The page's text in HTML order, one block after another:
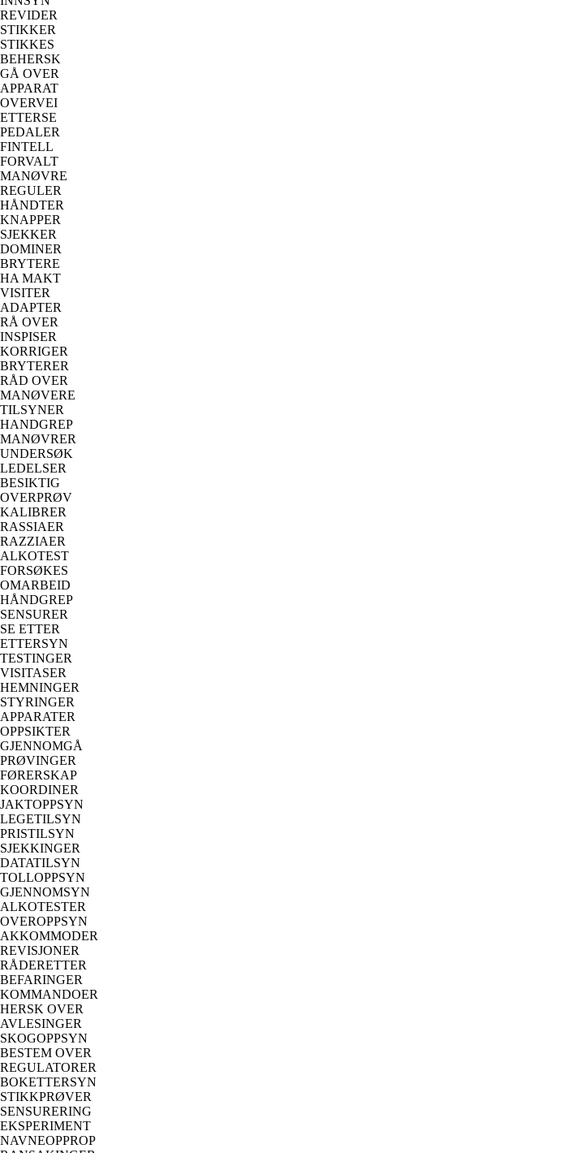
REVIDER
STIKKER
STIKKES
BEHERSK
GÅ OVER
APPARAT
OVERVEI
ETTERSE
PEDALER
FINTELL
FORVALT
MANØVRE
REGULER
HÅNDTER
KNAPPER
SJEKKER
DOMINER
BRYTERE
HA MAKT
VISITER
ADAPTER
RÅ OVER
INSPISER
KORRIGER
BRYTERER
RÅD OVER
MANØVERE
TILSYNER
HANDGREP
MANØVRER
UNDERSØK
LEDELSER
BESIKTIG
OVERPRØV
KALIBRER
RASSIAER
RAZZIAER
ALKOTEST
FORSØKES
OMARBEID
HÅNDGREP
SENSURER
SE ETTER
ETTERSYN
TESTINGER
VISITASER
HEMNINGER
STYRINGER
APPARATER
OPPSIKTER
GJENNOMGÅ
PRØVINGER
FØRERSKAP
KOORDINER
JAKTOPPSYN
LEGETILSYN
PRISTILSYN
SJEKKINGER
DATATILSYN
TOLLOPPSYN
GJENNOMSYN
ALKOTESTER
OVEROPPSYN
AKKOMMODER
REVISJONER
RÅDERETTER
BEFARINGER
KOMMANDOER
HERSK OVER
AVLESINGER
SKOGOPPSYN
BESTEM OVER
REGULATORER
BOKETTERSYN
STIKKPRØVER
SENSURERING
EKSPERIMENT
NAVNEOPPROP